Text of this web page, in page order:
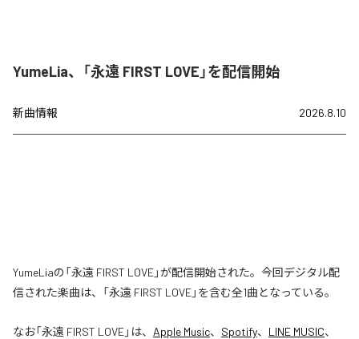
YumeLia、「永遠 FIRST LOVE」を配信開始
新曲情報 2026.8.10
YumeLiaの「永遠 FIRST LOVE」が配信開始された。今回デジタル配
信された楽曲は、「永遠 FIRST LOVE」を含む全1曲となっている。
なお「永遠 FIRST LOVE」は、 Apple Music、 Spotify、 LINE MUSIC、